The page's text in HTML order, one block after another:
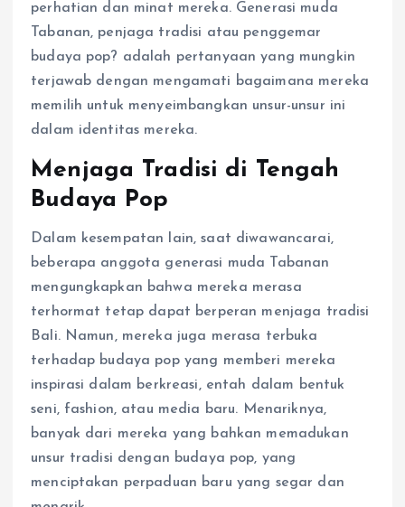
perhatian dan minat mereka. Generasi muda
Tabanan, penjaga tradisi atau penggemar
budaya pop? adalah pertanyaan yang mungkin
terjawab dengan mengamati bagaimana mereka
memilih untuk menyeimbangkan unsur-unsur ini
dalam identitas mereka.
Menjaga Tradisi di Tengah
Budaya Pop
Dalam kesempatan lain, saat diwawancarai,
beberapa anggota generasi muda Tabanan
mengungkapkan bahwa mereka merasa
terhormat tetap dapat berperan menjaga tradisi
Bali. Namun, mereka juga merasa terbuka
terhadap budaya pop yang memberi mereka
inspirasi dalam berkreasi, entah dalam bentuk
seni, fashion, atau media baru. Menariknya,
banyak dari mereka yang bahkan memadukan
unsur tradisi dengan budaya pop, yang
menciptakan perpaduan baru yang segar dan